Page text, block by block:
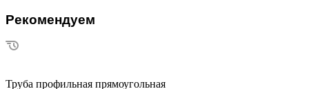
Рекомендуем
Труба профильная прямоугольная